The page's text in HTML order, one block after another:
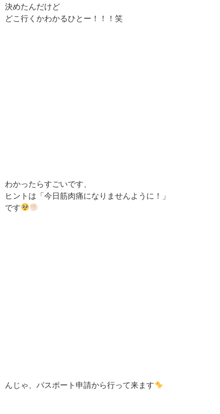
決めたんだけど
どこ行くかわかるひとー！！！笑
わかったらすごいです、
ヒントは「今日筋肉痛になりませんように！」
です
んじゃ、パスポート申請から行って来ます